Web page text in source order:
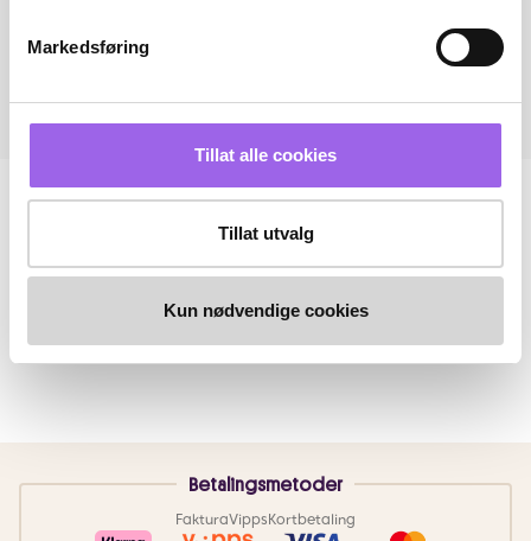
Markedsføring
Tillat alle cookies
Tillat utvalg
Kun nødvendige cookies
Betalingsmetoder
FakturaVippsKortbetaling